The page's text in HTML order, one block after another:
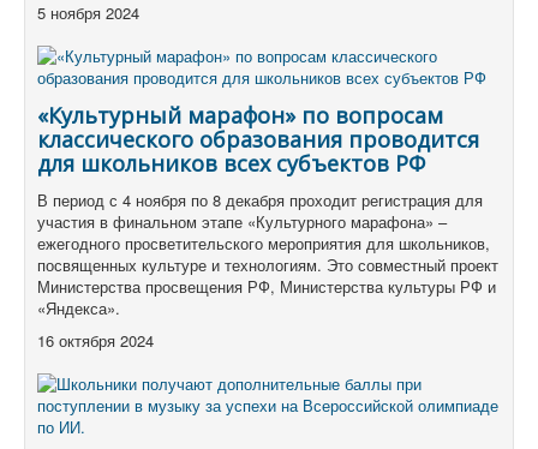
5 ноября 2024
«Культурный марафон» по вопросам
классического образования проводится
для школьников всех субъектов РФ
В период с 4 ноября по 8 декабря проходит регистрация для
участия в финальном этапе «Культурного марафона» –
ежегодного просветительского мероприятия для школьников,
посвященных культуре и технологиям. Это совместный проект
Министерства просвещения РФ, Министерства культуры РФ и
«Яндекса».
16 октября 2024